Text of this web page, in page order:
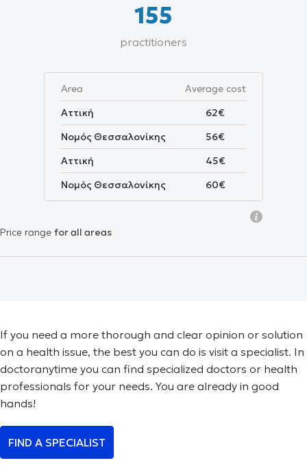
155
practitioners
Area
Average cost
Αττική
62€
Νομός Θεσσαλονίκης
56€
Αττική
45€
Νομός Θεσσαλονίκης
60€
Price range for all areas
If you need a more thorough and clear opinion or solution
on a health issue, the best you can do is visit a specialist. In
doctoranytime you can find specialized doctors or health
professionals for your needs. You are already in good
hands!
FIND A SPECIALIST